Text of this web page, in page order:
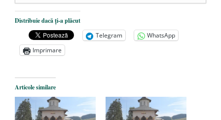
Dezvăluiri cutremurătoare despre
președintele Ucrainei, Volodymyr
Zelensky
- 13 mai 2026
Statul care servește Națiunea
Legea Vexler produce efecte. Bustul
poetului Octavian Goga, înlăturat din Iași
- 16 aprilie 2026
Distribuie dacă ți-a plăcut
Telegram
WhatsApp
Imprimare
Articole similare